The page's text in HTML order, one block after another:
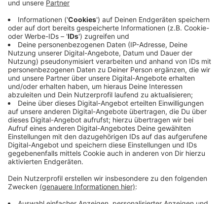
Während der Spender muss eine medizinische Maske
getragen werden. Aus Infektionsschutzgründen bittet
der Blutspendedienst darum, auf Begleitpersonen zu
verzichten sowie einen eigenen Kugelschreiber zu
benutzen.
Blutspender werden nicht auf Corona getestet - für
die Übertragbarkeit des Coronavirus durch Blut gibt es
keine Hinweise. Aktuell gibt es anstelle der Bewirtung
zum Abschluss der Blutspende einen kleinen Imbiss
als „Lunch-ToGo“.
Blut spenden kann jeder ab 18 Jahren; Neuspender bis